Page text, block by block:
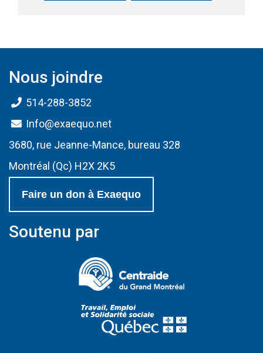
Nous joindre
514-288-3852
Info@exaequo.net
3680, rue Jeanne-Mance, bureau 328
Montréal (Qc) H2X 2K5
Faire un don à Exaequo
Soutenu par